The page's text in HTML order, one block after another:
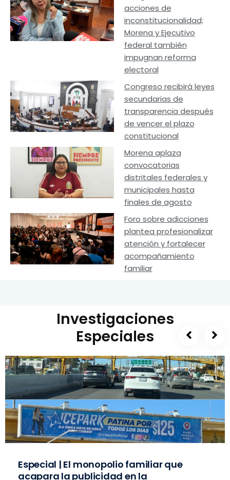
acciones de
inconstitucionalidad;
Morena y Ejecutivo
federal también
impugnan reforma
electoral
Congreso recibirá leyes
secundarias de
transparencia después
de vencer el plazo
constitucional
Morena aplaza
convocatorias
distritales federales y
municipales hasta
finales de agosto
Foro sobre adicciones
plantea profesionalizar
atención y fortalecer
acompañamiento
familiar
Investigaciones
Especiales
Especial | El monopolio familiar que
acapara la publicidad en la